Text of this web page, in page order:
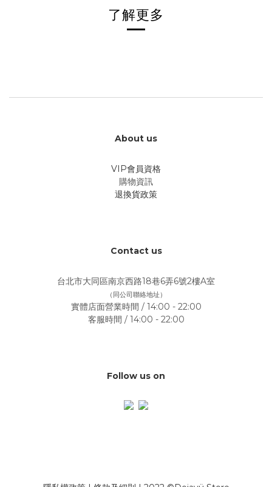
了解更多
About us
VIP會員資格
購物資訊
退換貨政策
Contact us
台北市大同區南京西路18巷6弄6號2樓A室
（同公司聯絡地址）
實體店面營業時間 / 14:00 - 22:00
客服時間 / 14:00 - 22:00
Follow us on